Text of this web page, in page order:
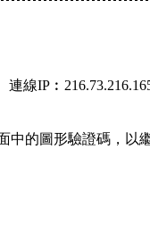
連線
中的圖形驗證碼，以